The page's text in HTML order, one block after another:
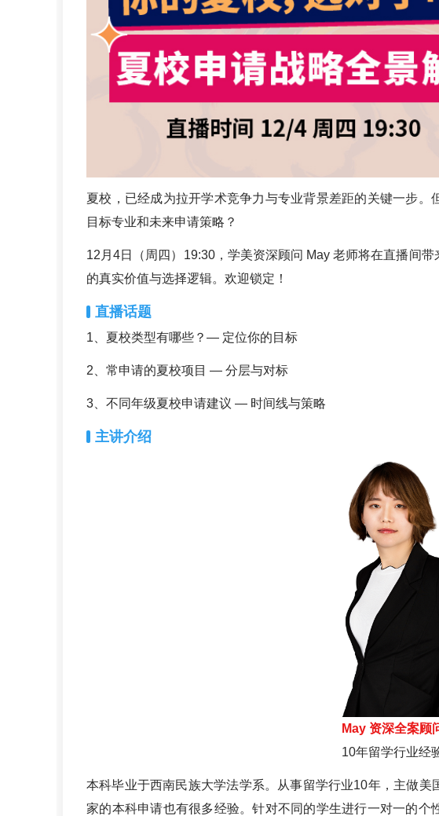
夏校，已经成为拉开学术竞争力与专业背景差距的关键一步
目标专业和未来申请策略？
12月4日（周四）19:30，学美资深顾问 May 老师将在直播间
的真实价值与选择逻辑。欢迎锁定！
直播话题
1、夏校类型有哪些？— 定位你的目标
2、常申请的夏校项目 — 分层与对标
3、不同年级夏校申请建议 — 时间线与策略
主讲介绍
May 资深全案顾
10年留学行业经
本科毕业于西南民族大学法学系。从事留学行业10年，主做美
家的本科申请也有很多经验。针对不同的学生进行一对一的